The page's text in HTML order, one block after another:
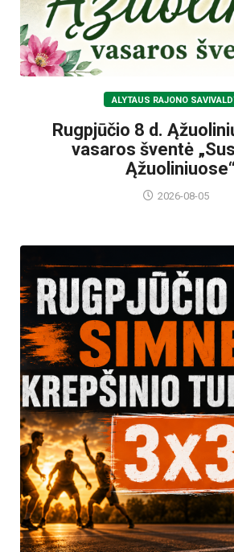
ALYTAUS RAJONO
Rugpjūčio 8 d.
vasaros šventė
Ąžuoliniuose“
2026-08-05